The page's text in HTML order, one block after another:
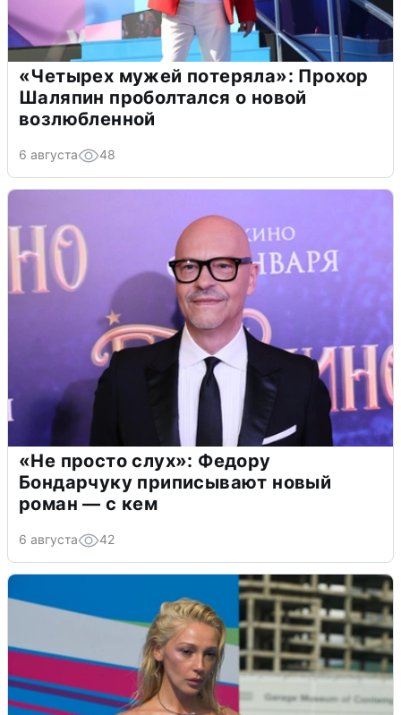
«Четырех мужей потеряла»: Прохор
Шаляпин проболтался о новой
возлюбленной
6 августа 48
«Не просто слух»: Федору
Бондарчуку приписывают новый
роман — с кем
6 августа 42